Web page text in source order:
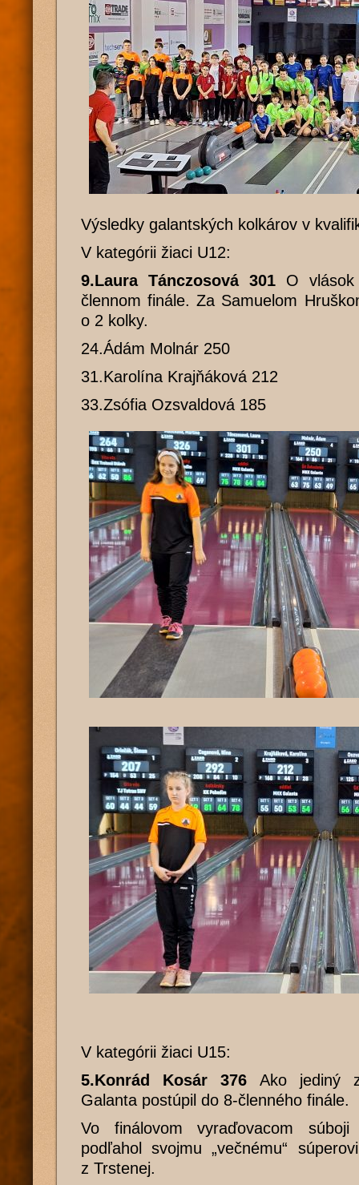
Výsledky galantských kolkárov v
V kategórii žiaci U12:
9.Laura Tánczosová 301 O
člennom finále. Za Samuelom
o 2 kolky.
24.Ádám Molnár 250
31.Karolína Krajňáková 212
33.Zsófia Ozsvaldová 185
V kategórii žiaci U15:
5.Konrád Kosár 376 Ako jediný
Galanta postúpil do 8-členného finále.
Vo finálovom vyraďovacom
podľahol svojmu „večnému“
z Trstenej.